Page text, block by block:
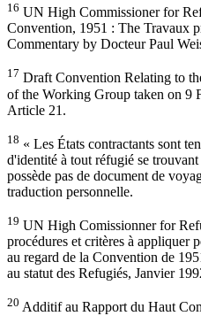
16 UN High Commissioner for
Convention, 1951 : The Travaux
Commentary by Docteur Paul
17 Draft Convention Relating to
of the Working Group taken on 9
Article 21.
18 « Les États contractants sont
d'identité à tout réfugié se
possède pas de document de
traduction personnelle.
19 UN High Comissionner for
procédures et critères à appliquer
au regard de la Convention de
au statut des Refugiés, Janvier
20 Additif au Rapport du Haut